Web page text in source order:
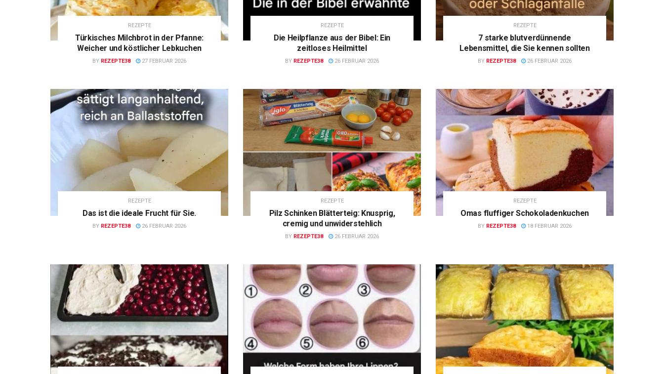
REZEPTE
Türkisches Milchbrot in der Pfanne:
Weicher und köstlicher Lebkuchen
BY REZEPTE38 27 FEBRUAR 2026
REZEPTE
Die Heilpflanze aus der Bibel: Ein
zeitloses Heilmittel
BY REZEPTE38 26 FEBRUAR 2026
REZEPTE
7 starke blutverdünnende
Lebensmittel, die Sie kennen sollten
BY REZEPTE38 26 FEBRUAR 2026
REZEPTE
Das ist die ideale Frucht für Sie.
BY REZEPTE38 26 FEBRUAR 2026
REZEPTE
Pilz Schinken Blätterteig: Knusprig,
cremig und unwiderstehlich
BY REZEPTE38 26 FEBRUAR 2026
REZEPTE
Omas fluffiger Schokoladenkuchen
BY REZEPTE38 18 FEBRUAR 2026